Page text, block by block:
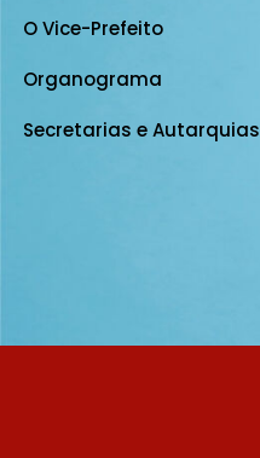
O Vice-Prefeito
Organograma
Secretarias e Autarquias